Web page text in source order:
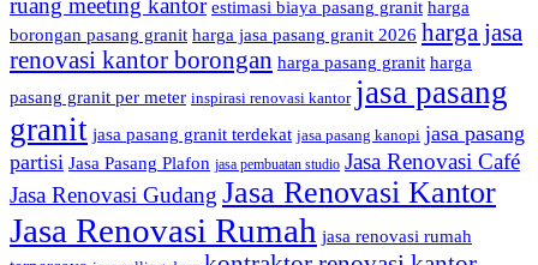
ruang meeting kantor estimasi biaya pasang granit harga
borongan pasang granit harga jasa pasang granit 2026 harga jasa
renovasi kantor borongan harga pasang granit harga
pasang granit per meter inspirasi renovasi kantor jasa pasang
granit jasa pasang granit terdekat jasa pasang kanopi jasa pasang
partisi Jasa Pasang Plafon jasa pembuatan studio Jasa Renovasi Café
Jasa Renovasi Gudang Jasa Renovasi Kantor
Jasa Renovasi Rumah jasa renovasi rumah